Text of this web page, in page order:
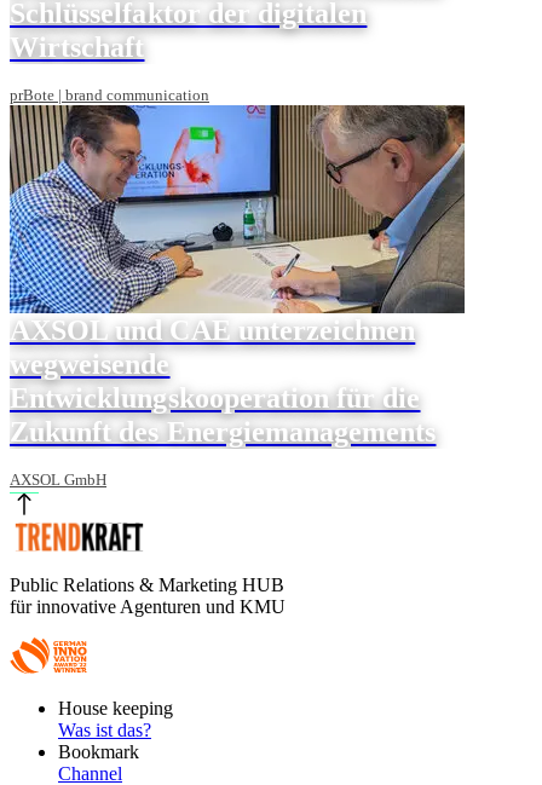
Schlüsselfaktor der digitalen
Wirtschaft
prBote | brand communication
AXSOL und CAE unterzeichnen
wegweisende
Entwicklungskooperation für die
Zukunft des Energiemanagements
AXSOL GmbH
Public Relations & Marketing HUB
für innovative Agenturen und KMU
FooterHouse keeping
Was ist das?
Bookmark
Channel